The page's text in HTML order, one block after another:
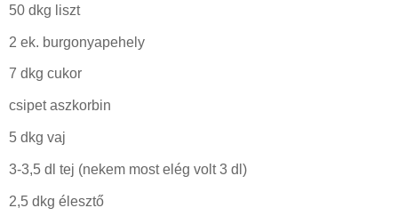
50 dkg liszt
2 ek. burgonyapehely
7 dkg cukor
csipet aszkorbin
5 dkg vaj
3-3,5 dl tej (nekem most elég volt 3 dl)
2,5 dkg élesztő